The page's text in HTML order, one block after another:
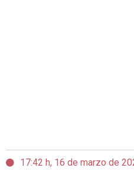
17:42 h, 16 de marzo de